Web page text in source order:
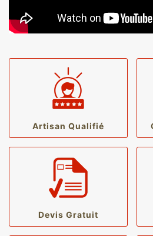
Artisan Qualifié
Devis Gratuit